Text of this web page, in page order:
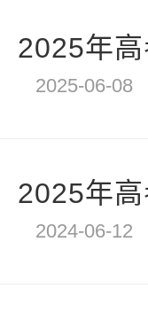
2025年
2025-06-08
2025年
2024-06-12